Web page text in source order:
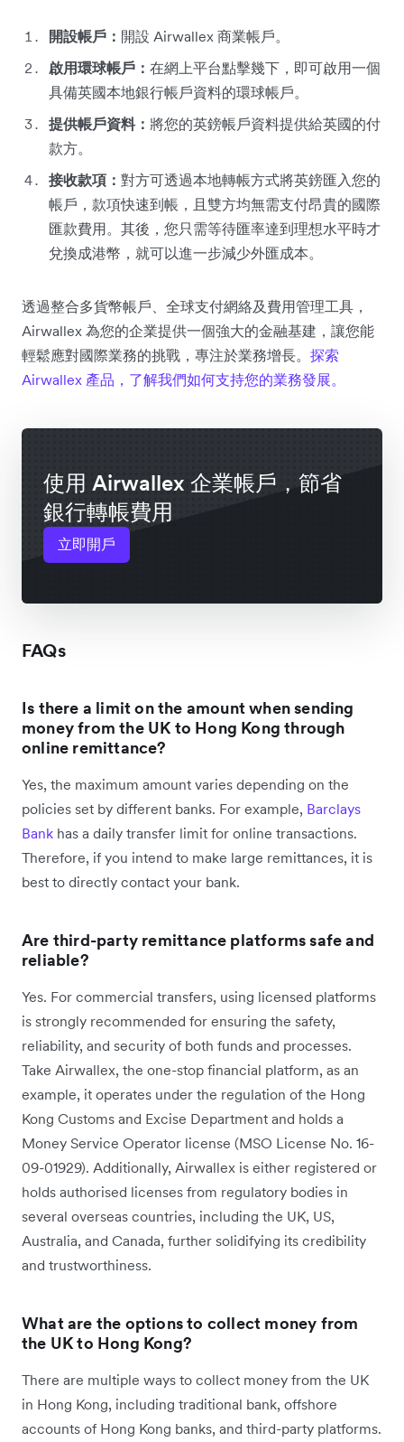
開設帳戶： 開設 Airwallex 商業帳戶。
啟用環球帳戶： 在網上平台點擊幾下，即可啟用一個
具備英國本地銀行帳戶資料的環球帳戶。
提供帳戶資料： 將您的英鎊帳戶資料提供給英國的付
款方。
接收款項： 對方可透過本地轉帳方式將英鎊匯入您的
帳戶，款項快速到帳，且雙方均無需支付昂貴的國際
匯款費用。其後，您只需等待匯率達到理想水平時才
兌換成港幣，就可以進一步減少外匯成本。
透過整合多貨幣帳戶、全球支付網絡及費用管理工具，
Airwallex 為您的企業提供一個強大的金融基建，讓您能
輕鬆應對國際業務的挑戰，專注於業務增長。 探索
Airwallex 產品，了解我們如何支持您的業務發展。
使用 Airwallex 企業帳戶，節省
銀行轉帳費用
立即開戶
FAQs
Is there a limit on the amount when sending
money from the UK to Hong Kong through
online remittance?
Yes, the maximum amount varies depending on the
policies set by different banks. For example, Barclays
Bank has a daily transfer limit for online transactions.
Therefore, if you intend to make large remittances, it is
best to directly contact your bank.
Are third-party remittance platforms safe and
reliable?
Yes. For commercial transfers, using licensed platforms
is strongly recommended for ensuring the safety,
reliability, and security of both funds and processes.
Take Airwallex, the one-stop financial platform, as an
example, it operates under the regulation of the Hong
Kong Customs and Excise Department and holds a
Money Service Operator license (MSO License No. 16-
09-01929). Additionally, Airwallex is either registered or
holds authorised licenses from regulatory bodies in
several overseas countries, including the UK, US,
Australia, and Canada, further solidifying its credibility
and trustworthiness.
What are the options to collect money from
the UK to Hong Kong?
There are multiple ways to collect money from the UK
in Hong Kong, including traditional bank, offshore
accounts of Hong Kong banks, and third-party platforms.